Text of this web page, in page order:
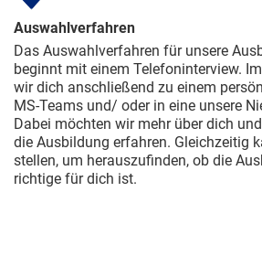
Auswahlverfahren
Das Auswahlverfahren für unsere
beginnt mit einem Telefoninterview.
wir dich anschließend zu einem
MS-Teams und/ oder in eine unsere
Dabei möchten wir mehr über dich
die Ausbildung erfahren. Gleichzeitig
stellen, um herauszufinden, ob die
richtige für dich ist.